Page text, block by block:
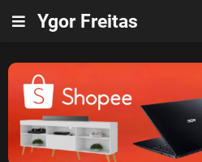
Ygor Freitas